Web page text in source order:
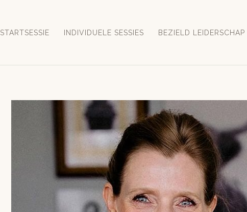
STARTSESSIE INDIVIDUELE SESSIES BEZIELD LEIDERSCHAP